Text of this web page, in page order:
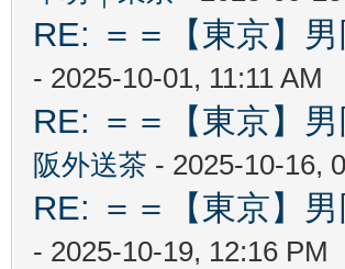
RE: ＝＝【東京】
- 2025-10-01, 11:11 AM
RE: ＝＝【東京】
阪外送茶 - 2025-10-16,
RE: ＝＝【東京】
- 2025-10-19, 12:16 PM